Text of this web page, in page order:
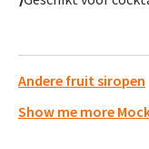
Andere fruit siropen
Show me more